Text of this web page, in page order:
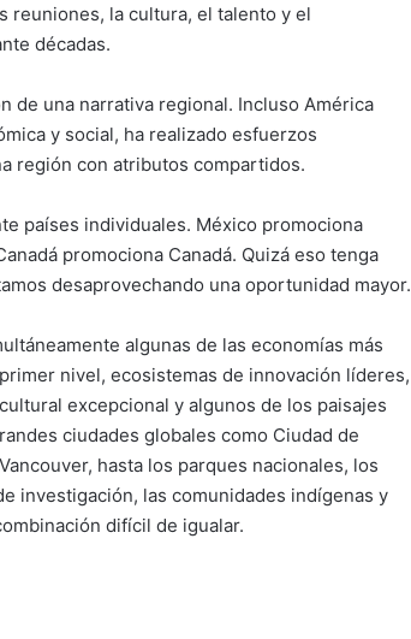
reuniones, la cultura, el talento y el
décadas.
de una narrativa regional. Incluso América
y social, ha realizado esfuerzos
región con atributos compartidos.
países individuales. México promociona
promociona Canadá. Quizá eso tenga
desaprovechando una oportunidad mayor.
algunas de las economías más
nivel, ecosistemas de innovación líderes,
excepcional y algunos de los paisajes
ciudades globales como Ciudad de
hasta los parques nacionales, los
investigación, las comunidades indígenas y
difícil de igualar.